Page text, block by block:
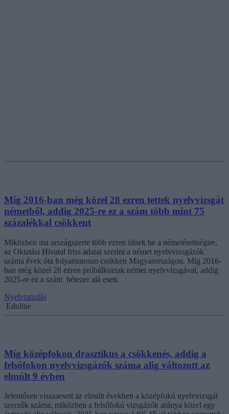
Míg 2016-ban még közel 28 ezren tettek nyelvvizsgát
németből, addig 2025-re ez a szám több mint 75
százalékkal csökkent
Miközben ma országszerte több ezren ülnek be a németérettségire,
az Oktatási Hivatal friss adatai szerint a német nyelvvizsgázók
száma évek óta folyamatosan csökken Magyarországon. Míg 2016-
ban még közel 28 ezren próbálkoztak német nyelvvizsgával, addig
2025-re ez a szám hétezer alá esett.
Nyelvtanulás
Eduline
Míg középfokon drasztikus a csökkenés, addig a
felsőfokon nyelvvizsgázók száma alig változott az
elmúlt 9 évben
Jelentősen visszaesett az elmúlt években a középfokú nyelvvizsgát
szerzők száma, miközben a felsőfokú vizsgázók aránya közel egy